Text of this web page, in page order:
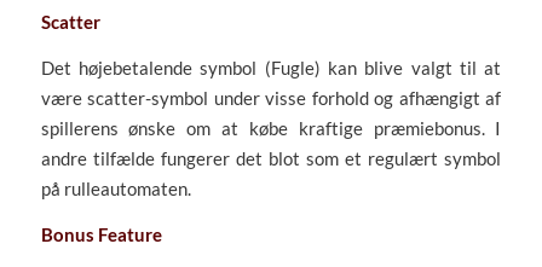
Scatter
Det højebetalende symbol (Fugle) kan blive valgt til at
være scatter-symbol under visse forhold og afhængigt af
spillerens ønske om at købe kraftige præmiebonus. I
andre tilfælde fungerer det blot som et regulært symbol
på rulleautomaten.
Bonus Feature